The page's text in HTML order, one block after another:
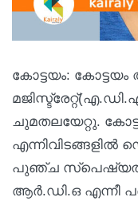
കോട്ടയം:
ചുമതലയേറ്റു.
എന്നിവിടങ്ങളിൽ
പുഞ്ച
ആർ.ഡി.ഒ എന്നീ